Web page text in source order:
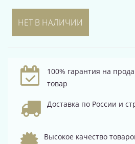
НЕТ В НАЛИЧИИ
100% гарантия на
товар
Доставка по России и
Высокое качество